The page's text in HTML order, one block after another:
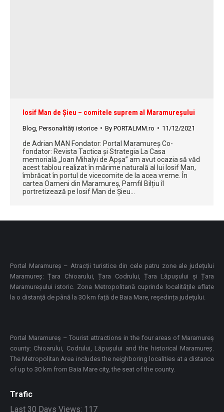
Iosif Man de Șieu – comitele suprem al Maramureșului
Blog Personalități istorice By PORTALMM.ro 11/12/2021
de Adrian MAN Fondator: Portal Maramureș Co-
fondator: Revista Tactica și Strategia La Casa
memorială „Ioan Mihalyi de Apşa” am avut ocazia să văd
acest tablou realizat în mărime naturală al lui Iosif Man,
îmbrăcat în portul de vicecomite de la acea vreme. În
cartea Oameni din Maramureș, Pamfil Bilțiu îl
portretizează pe Iosif Man de Șieu…
Portal Maramureș – Atracții turistice din cele patru zone ale județului
Maramureș: Țara Chioarului, Țara Codrului, Țara Lăpușului și Țara
Maramureșului istoric. Zona Metropolitană cuprinde localitățile aflate
la o distanță de până la 30 km față de Baia Mare, reședința județului.
Portal Maramureș – Tourist attractions in the four areas of Maramureș
county: Chioarului, Codrului, Lăpușului and the historical Maramureș.
The Metropolitan Area includes the neighboring localities at a distance
of up to 30 km from Baia Mare city, the seat of the county.
Trafic
Last 30 Days Views: 117